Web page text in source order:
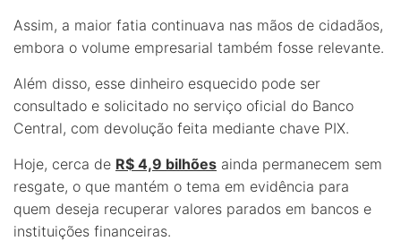
Assim, a maior fatia continuava nas mãos de cidadãos,
embora o volume empresarial também fosse relevante.
Além disso, esse dinheiro esquecido pode ser
consultado e solicitado no serviço oficial do Banco
Central, com devolução feita mediante chave PIX.
Hoje, cerca de R$ 4,9 bilhões ainda permanecem sem
resgate, o que mantém o tema em evidência para
quem deseja recuperar valores parados em bancos e
instituições financeiras.